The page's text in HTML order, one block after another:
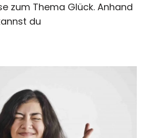
zum Thema Glück. Anhand
du